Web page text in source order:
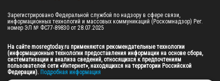
Зарегистрировано Федеральной службой по надзору в сфере связи,
информационных технологий и массовых коммуникаций (Роскомнадзор) Рег.
номер ЭЛ № ФС77-89830 от 28.07.2025
На сайте mosregtoday.ru применяются рекомендательные технологии
(информационные технологии предоставления информации на основе сбора,
систематизации и анализа сведений, относящихся к предпочтениям
пользователей сети «Интернет», находящихся на территории Российской
Федерации). Подробная информация